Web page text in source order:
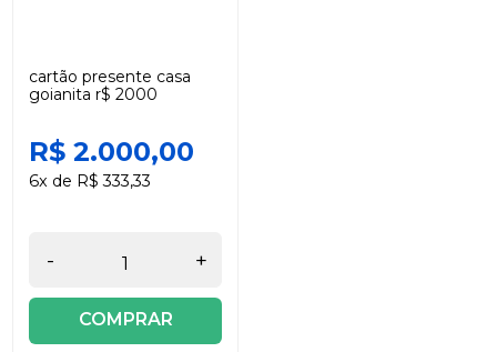
cartão presente casa
goianita r$ 2000
R$ 2.000,00
6x de R$ 333,33
- +
COMPRAR